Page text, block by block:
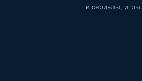
и сериалы, игры.